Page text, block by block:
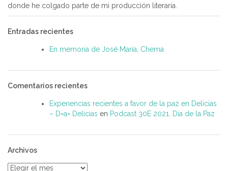
donde he colgado parte de mi producción literaria.
Entradas recientes
En memoria de José María, Chema
Comentarios recientes
Experiencias recientes a favor de la paz en Delicias
– D=a= Delicias en Podcast 30E 2021. Día de la Paz
Archivos
Archivos